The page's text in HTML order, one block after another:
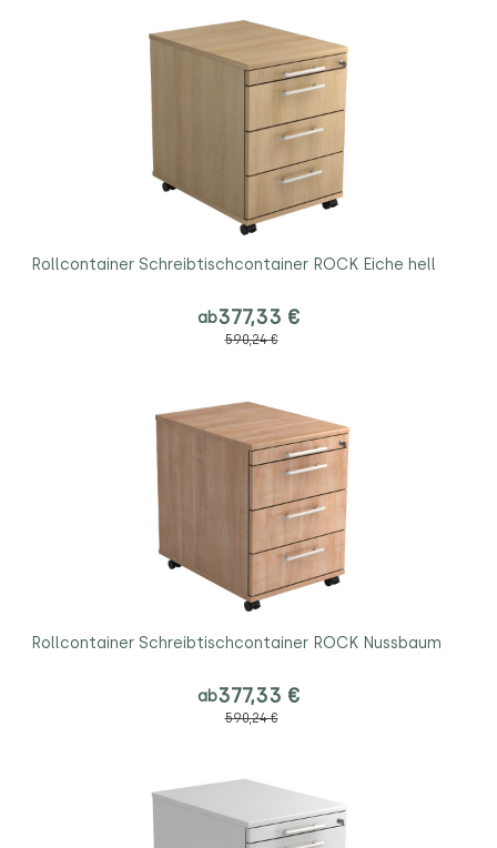
Rollcontainer Schreibtischcontainer ROCK Eiche hell
ab377,33 €
590,24 €
Rollcontainer Schreibtischcontainer ROCK Nussbaum
ab377,33 €
590,24 €